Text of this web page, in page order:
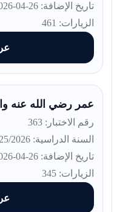
تاريخ الإضافة: 26-04-2026
الزيارات: 461
عمر رضي الله عنه
رقم الاختبار: 363
السنة الدراسية: 2025/2026
تاريخ الإضافة: 26-04-2026
الزيارات: 345